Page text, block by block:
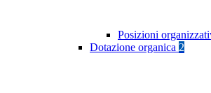
Posizioni
Dotazione organica 2